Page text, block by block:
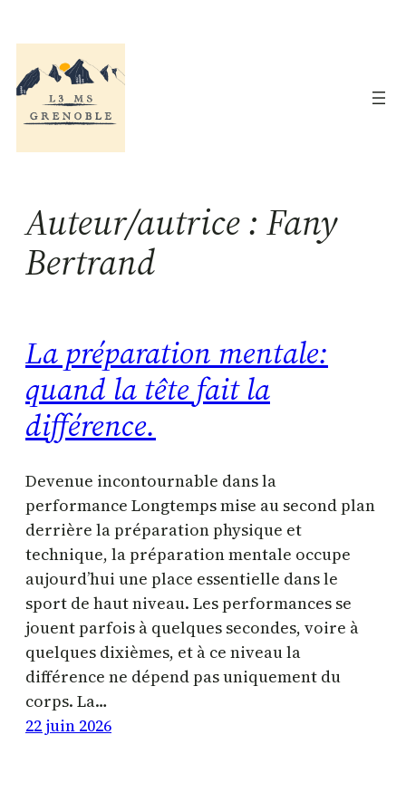
au
contenu
Auteur/autrice : Fany
Bertrand
La préparation mentale:
quand la tête fait la
différence.
Devenue incontournable dans la
performance Longtemps mise au second plan
derrière la préparation physique et
technique, la préparation mentale occupe
aujourd’hui une place essentielle dans le
sport de haut niveau. Les performances se
jouent parfois à quelques secondes, voire à
quelques dixièmes, et à ce niveau la
différence ne dépend pas uniquement du
corps. La…
22 juin 2026